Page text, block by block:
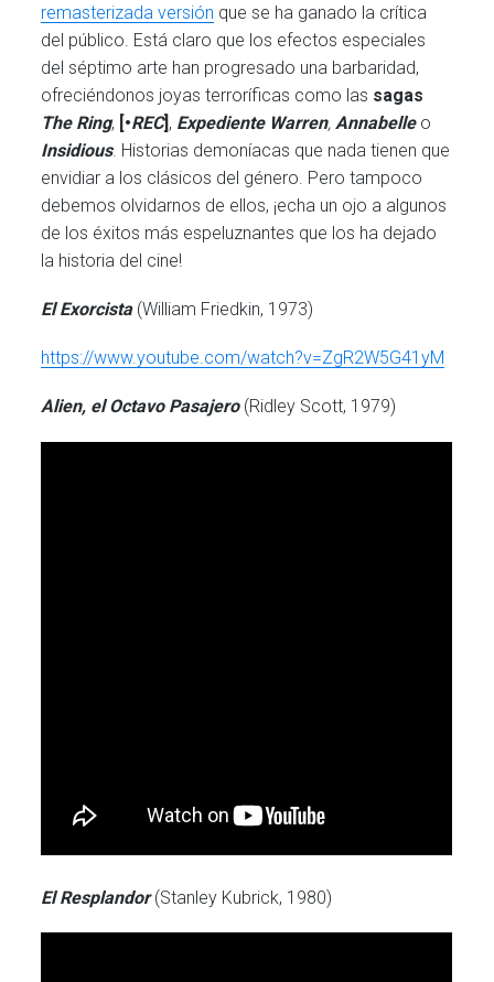
remasterizada versión que se ha ganado la crítica
del público. Está claro que los efectos especiales
del séptimo arte han progresado una barbaridad,
ofreciéndonos joyas terroríficas como las sagas
The Ring, [•REC] , Expediente Warren, Annabelleo
Insidious. Historias demoníacas que nada tienen que
envidiar a los clásicos del género. Pero tampoco
debemos olvidarnos de ellos, ¡echa un ojo a algunos
de los éxitos más espeluznantes que los ha dejado
la historia del cine!
El Exorcista(William Friedkin, 1973)
https://www.youtube.com/watch?v=ZgR2W5G41yM
Alien, el Octavo Pasajero(Ridley Scott, 1979)
El Resplandor(Stanley Kubrick, 1980)